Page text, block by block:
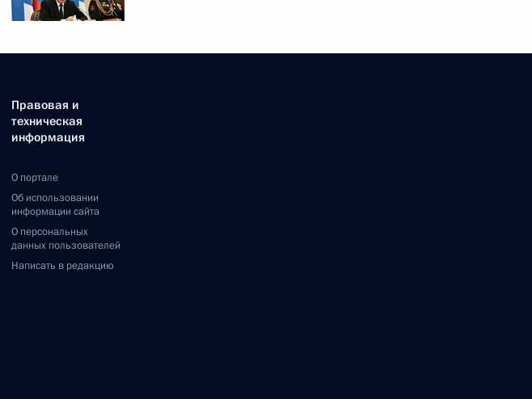
Правовая и
техническая
информация
О портале
Об использовании
информации сайта
О персональных
данных пользователей
Написать в редакцию